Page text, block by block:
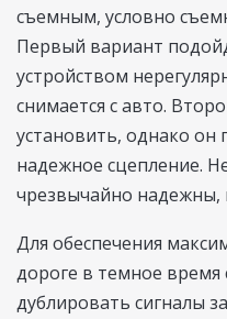
съемным, условно
Первый вариант
устройством
снимается с авто.
установить, однако он
надежное сцепление.
чрезвычайно надежны,
Для обеспечения
дороге в темное
дублировать сигналы